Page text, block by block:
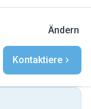
Ändern
Kontaktiere